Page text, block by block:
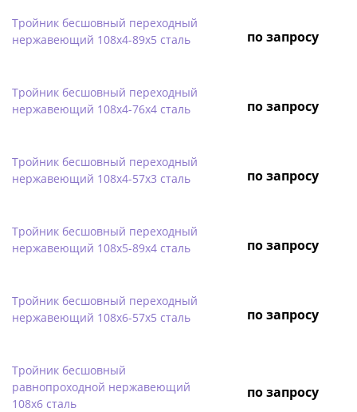
Тройник бесшовный переходный
нержавеющий 108х4-89х5 сталь
по запросу
Тройник бесшовный переходный
нержавеющий 108х4-76х4 сталь
по запросу
Тройник бесшовный переходный
нержавеющий 108х4-57х3 сталь
по запросу
Тройник бесшовный переходный
нержавеющий 108х5-89х4 сталь
по запросу
Тройник бесшовный переходный
нержавеющий 108х6-57х5 сталь
по запросу
Тройник бесшовный
равнопроходной нержавеющий
108х6 сталь
по запросу